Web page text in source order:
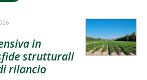
in
strutturali
rilancio